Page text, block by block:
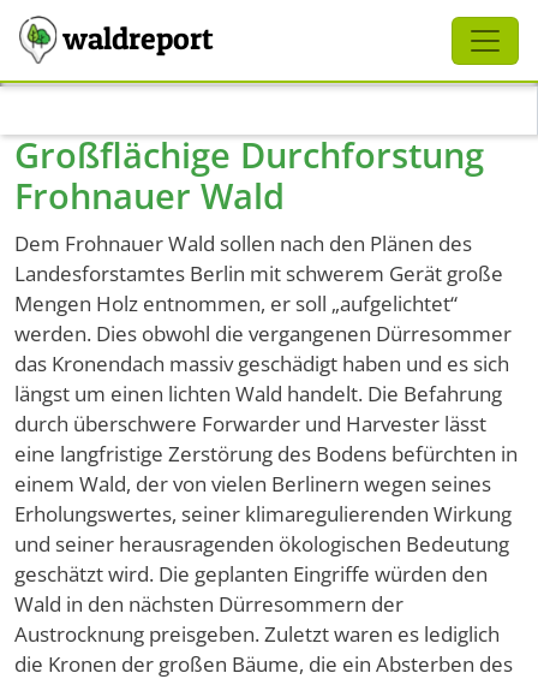
waldreport
Großflächige Durchforstung
Frohnauer Wald
Dem Frohnauer Wald sollen nach den Plänen des
Landesforstamtes Berlin mit schwerem Gerät große
Mengen Holz entnommen, er soll „aufgelichtet“
werden. Dies obwohl die vergangenen Dürresommer
das Kronendach massiv geschädigt haben und es sich
längst um einen lichten Wald handelt. Die Befahrung
durch überschwere Forwarder und Harvester lässt
eine langfristige Zerstörung des Bodens befürchten in
einem Wald, der von vielen Berlinern wegen seines
Erholungswertes, seiner klimaregulierenden Wirkung
und seiner herausragenden ökologischen Bedeutung
geschätzt wird. Die geplanten Eingriffe würden den
Wald in den nächsten Dürresommern der
Austrocknung preisgeben. Zuletzt waren es lediglich
die Kronen der großen Bäume, die ein Absterben des
Schliessen